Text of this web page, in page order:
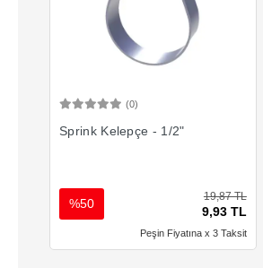
(0)
Sprink Kelepçe - 1/2"
19,87 TL
9,93 TL
%50
Peşin Fiyatına x 3 Taksit